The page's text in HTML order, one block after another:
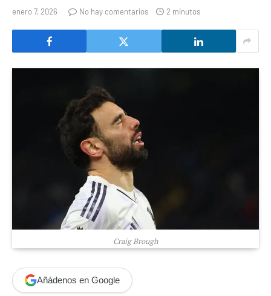
enero 7, 2026 No hay comentarios 2 minutos
Craig Brough
Añádenos en Google